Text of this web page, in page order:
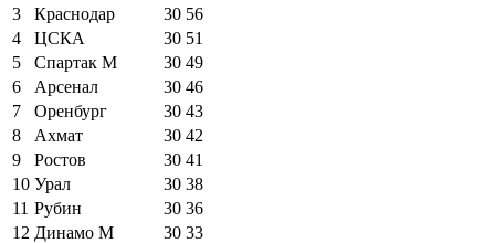
3
Краснодар 30 56
4
ЦСКА 30 51
5
Спартак М 30 49
6
Арсенал 30 46
7
Оренбург 30 43
8
Ахмат 30 42
9
Ростов 30 41
10 Урал 30 38
11 Рубин 30 36
12 Динамо М 30 33